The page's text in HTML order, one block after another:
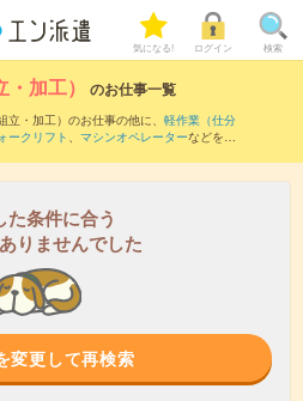
気になる! ログイン 検索
加工） のお仕事一覧
・加工）のお仕事の他に、 軽作業（仕分
ークリフト 、 マシンオペレーターなどを取
た条件に合う
りませんでした
変更して再検索